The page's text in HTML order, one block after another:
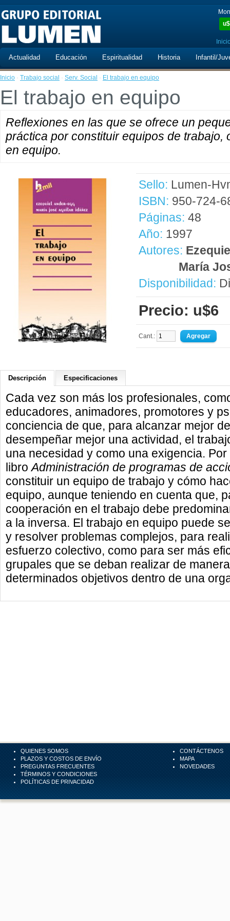
u$
Actualidad Educación Espiritualidad Historia Infantil/
Inicio · Trabajo social · Serv. Social · El trabajo en equipo
El trabajo en equipo
Reflexiones en las que se ofrece un
práctica por constituir equipos de trabajo,
en equipo.
Sello: Lumen-
ISBN: 950-724-
Páginas: 48
Año: 1997
Autores:
María
Disponibilidad:
Precio: u$6
Cant.:
Descripción Especificaciones
Cada vez son más los profesionales,
educadores, animadores, promotores y
conciencia de que, para alcanzar mejor
desempeñar mejor una actividad, el
una necesidad y como una exigencia.
libroAdministración de programas de
constituir un equipo de trabajo y cómo
equipo, aunque teniendo en cuenta que,
cooperación en el trabajo debe
a la inversa. El trabajo en equipo puede
y resolver problemas complejos, para
esfuerzo colectivo, como para ser más
grupales que se deban realizar de
determinados objetivos dentro de una
QUIENES SOMOS
PLAZOS Y COSTOS DE ENVÍO
PREGUNTAS FRECUENTES
TÉRMINOS Y CONDICIONES
POLÍTICAS DE PRIVACIDAD
CONTÁCTENOS
MAPA
NOVEDADES